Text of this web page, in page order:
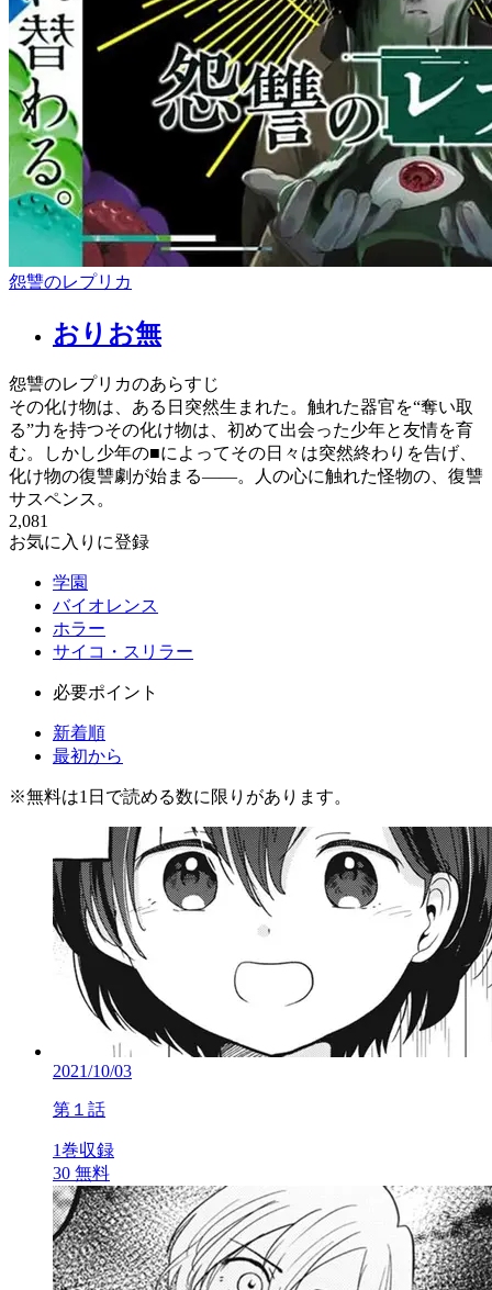
怨讐のレプリカ
おりお無
怨讐のレプリカのあらすじ
その化け物は、ある日突然生まれた。触れた器官を“奪い取
る”力を持つその化け物は、初めて出会った少年と友情を育
む。しかし少年の■によってその日々は突然終わりを告げ、
化け物の復讐劇が始まる――。人の心に触れた怪物の、復讐
サスペンス。
2,081
お気に入りに登録
学園
バイオレンス
ホラー
サイコ・スリラー
必要ポイント
新着順
最初から
※無料は1日で読める数に限りがあります。
2021/10/03
第１話
1巻収録
30 無料